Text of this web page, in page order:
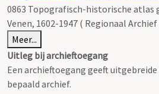
0863 Topografisch-historische atlas
Venen, 1602-1947 ( Regionaal
Meer...
Uitleg bij archieftoegang
Een archieftoegang geeft
bepaald archief.